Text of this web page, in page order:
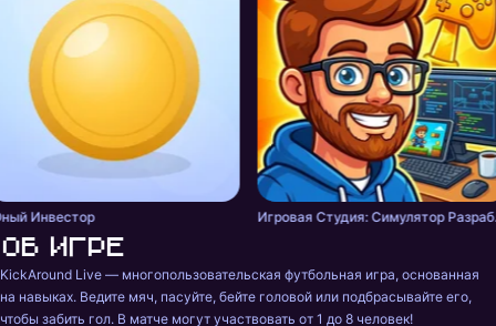
Инвестор
Об игре
KickAround Live — многопользовательская футбольная игра, основанная
на навыках. Ведите мяч, пасуйте, бейте головой или подбрасывайте его,
чтобы забить гол. В матче могут участвовать от 1 до 8 человек!